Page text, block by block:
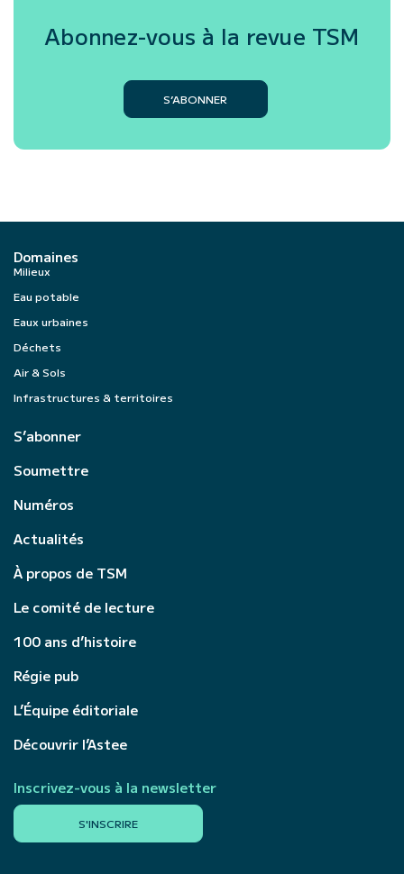
Abonnez-vous à la revue TSM
S’ABONNER
Domaines
Milieux
Eau potable
Eaux urbaines
Déchets
Air & Sols
Infrastructures & territoires
S’abonner
Soumettre
Numéros
Actualités
À propos de TSM
Le comité de lecture
100 ans d’histoire
Régie pub
L’Équipe éditoriale
Découvrir l’Astee
Inscrivez-vous à la newsletter
S'INSCRIRE